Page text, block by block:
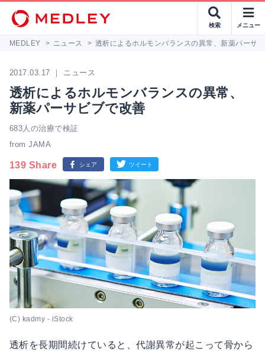
検索 メニュー
MEDLEY > ニュース > 透析によるホルモンバランスの異常、新薬パーサ
2017.03.17 ｜ ニュース
透析によるホルモンバランスの異常、
新薬パーサビブで改善
683人の治療で検証
from JAMA
139 Share
(C) kadmy - iStock
透析を長期間続けていると、代謝異常が起こって骨から